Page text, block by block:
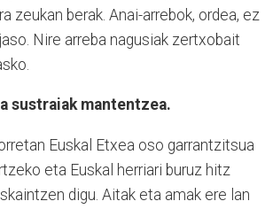
zeukan berak. Anai-arrebok, ordea, ez
Nire arreba nagusiak zertxobait
sustraiak mantentzea.
Euskal Etxea oso garrantzitsua
eta Euskal herriari buruz hitz
digu. Aitak eta amak ere lan